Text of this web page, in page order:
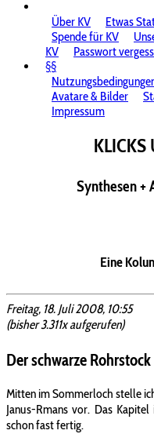
Über KV
Etwas
Spende für KV
KV
Passwort
§§
Avatare & Bilder
Impressum
KLICKS
Synthesen +
Eine
Freitag, 18. Juli 2008, 10:55
(bisher 3.311x aufgerufen)
Der schwarze Rohrstock
Mitten im Sommerloch stelle
Janus-Rmans vor. Das
schon fast fertig.